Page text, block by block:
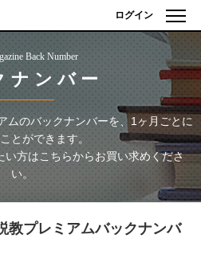
ログイン
Back Number
ナンバー
ムのバックナンバーを、1ヶ月ごとに
とができます。
い方はこちらからお買い求めくださ
い。
教プレミアムバックナンバ